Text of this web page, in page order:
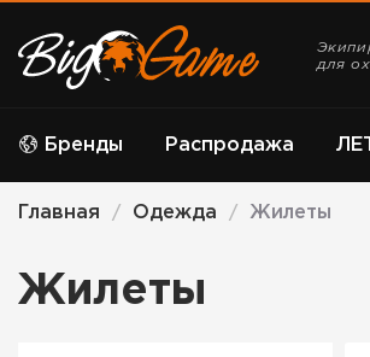
для
Бренды Распродажа
Главная / Одежда / Жилеты
Жилеты